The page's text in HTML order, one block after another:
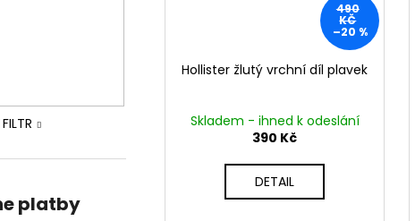
platby
490
KČ
–20 %
Hollister žlutý vrchní díl plavek
Skladem - ihned k odeslání
390 Kč
DETAIL